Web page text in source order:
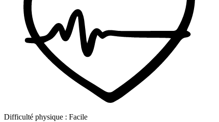
Difficulté physique : Facile